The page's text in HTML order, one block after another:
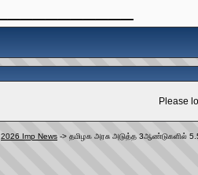
Please
2026 Imp News -> தமிழக அரசு அடுத்த 3ஆண்டுகளில்